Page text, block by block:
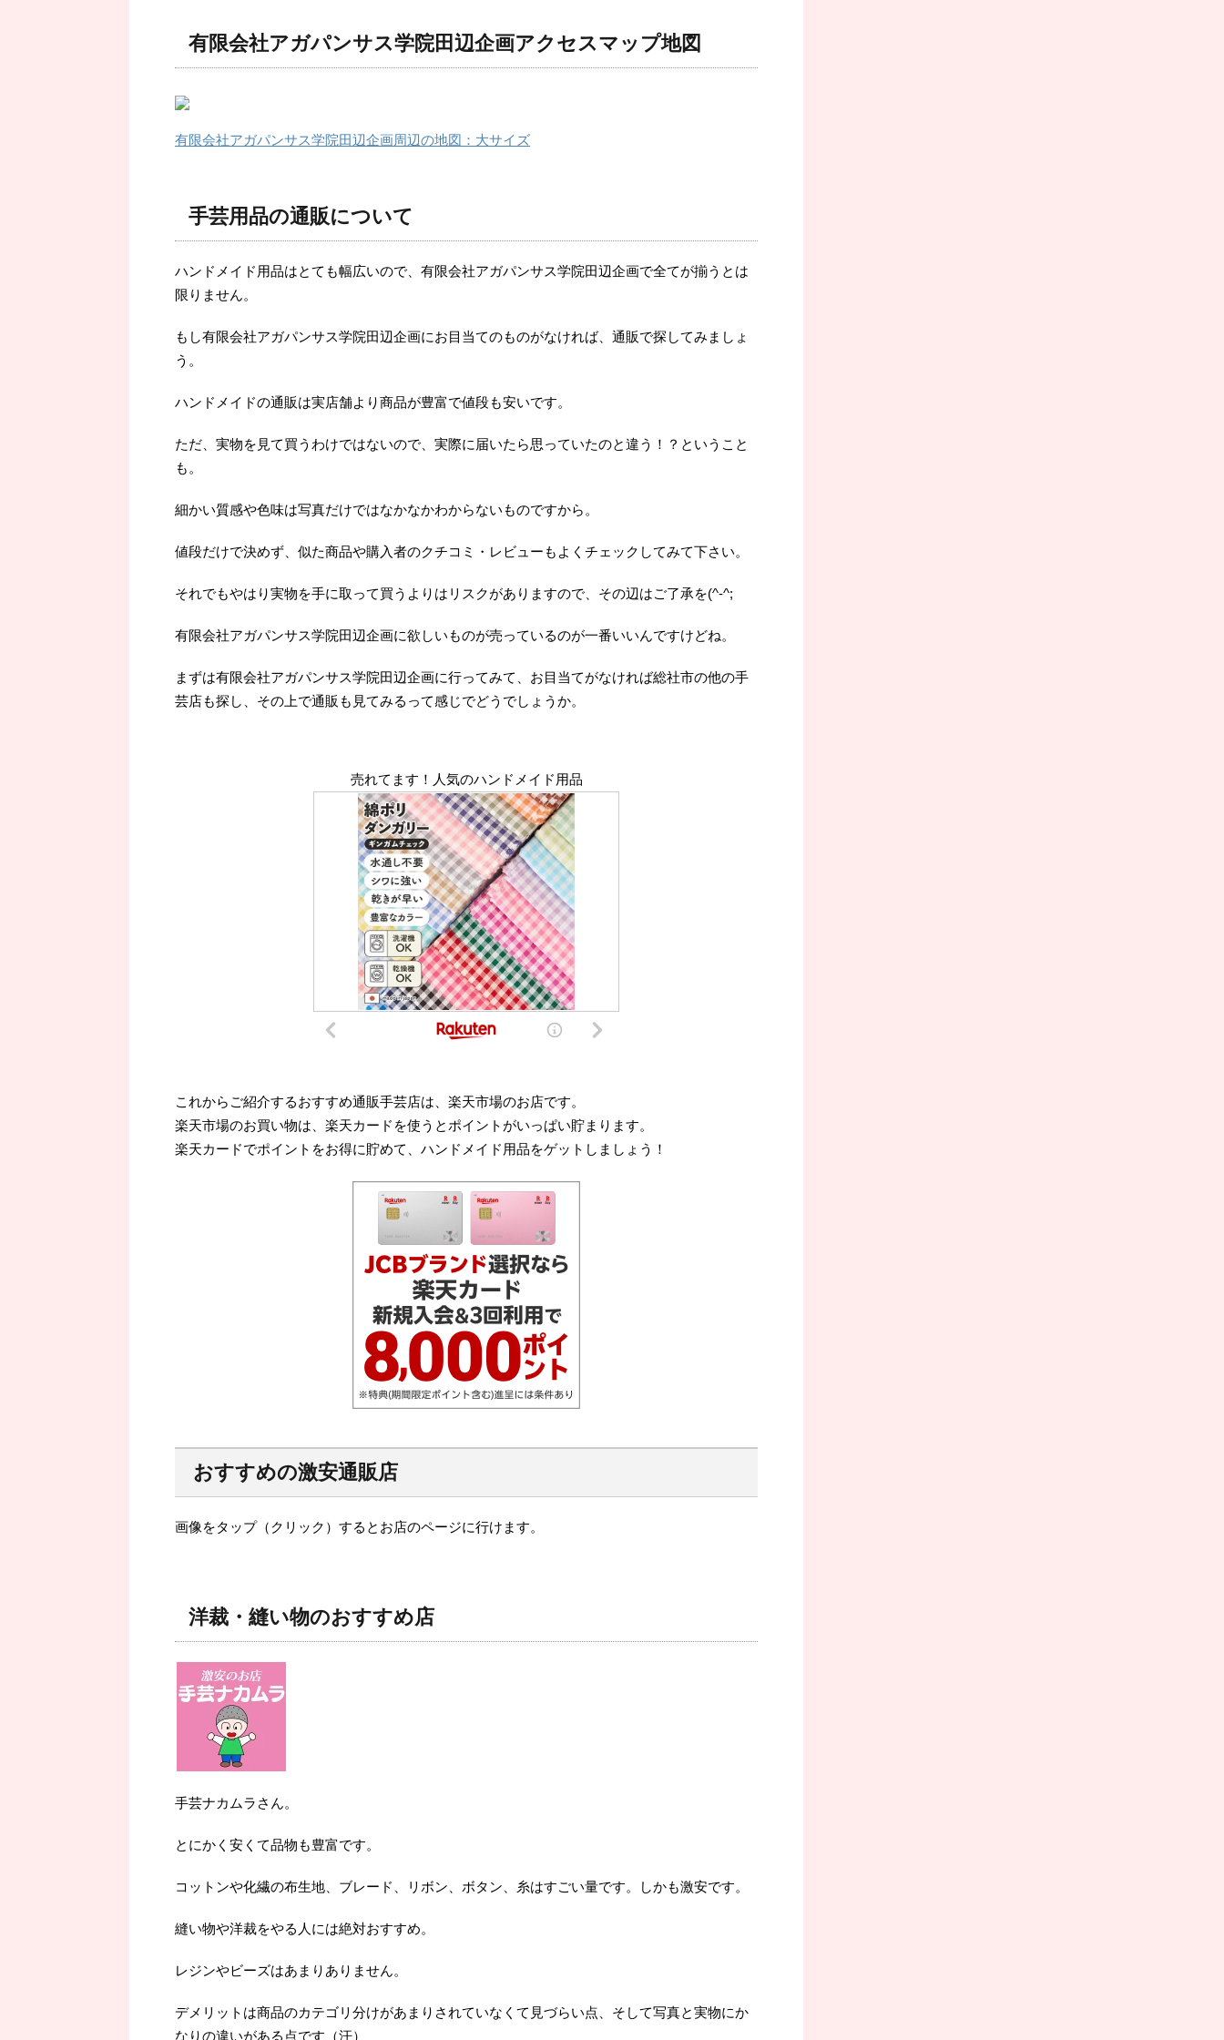
有限会社アガパンサス学院田辺企画アクセスマップ地図
有限会社アガパンサス学院田辺企画周辺の地図：大サイズ
手芸用品の通販について
ハンドメイド用品はとても幅広いので、有限会社アガパンサス学院田辺企画で全てが揃うとは
限りません。
もし有限会社アガパンサス学院田辺企画にお目当てのものがなければ、通販で探してみましょ
う。
ハンドメイドの通販は実店舗より商品が豊富で値段も安いです。
ただ、実物を見て買うわけではないので、実際に届いたら思っていたのと違う！？ということ
も。
細かい質感や色味は写真だけではなかなかわからないものですから。
値段だけで決めず、似た商品や購入者のクチコミ・レビューもよくチェックしてみて下さい。
それでもやはり実物を手に取って買うよりはリスクがありますので、その辺はご了承を(^-^;
有限会社アガパンサス学院田辺企画に欲しいものが売っているのが一番いいんですけどね。
まずは有限会社アガパンサス学院田辺企画に行ってみて、お目当てがなければ総社市の他の手
芸店も探し、その上で通販も見てみるって感じでどうでしょうか。
売れてます！人気のハンドメイド用品
これからご紹介するおすすめ通販手芸店は、楽天市場のお店です。
楽天市場のお買い物は、楽天カードを使うとポイントがいっぱい貯まります。
楽天カードでポイントをお得に貯めて、ハンドメイド用品をゲットしましょう！
おすすめの激安通販店
画像をタップ（クリック）するとお店のページに行けます。
洋裁・縫い物のおすすめ店
手芸ナカムラさん。
とにかく安くて品物も豊富です。
コットンや化繊の布生地、ブレード、リボン、ボタン、糸はすごい量です。しかも激安です。
縫い物や洋裁をやる人には絶対おすすめ。
レジンやビーズはあまりありません。
デメリットは商品のカテゴリ分けがあまりされていなくて見づらい点、そして写真と実物にか
なりの違いがある点です（汗）